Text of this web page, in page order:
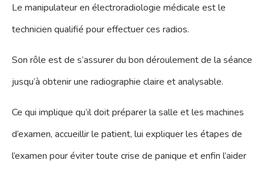
Le manipulateur en électroradiologie médicale est le
technicien qualifié pour effectuer ces radios.
Son rôle est de s’assurer du bon déroulement de la séance
jusqu’à obtenir une radiographie claire et analysable.
Ce qui implique qu’il doit préparer la salle et les machines
d’examen, accueillir le patient, lui expliquer les étapes de
l’examen pour éviter toute crise de panique et enfin l’aider